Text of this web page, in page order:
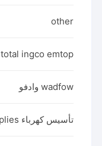
other
total ingco emtop
wadfow وادفو
تأسيس كهرباء electrical supplies